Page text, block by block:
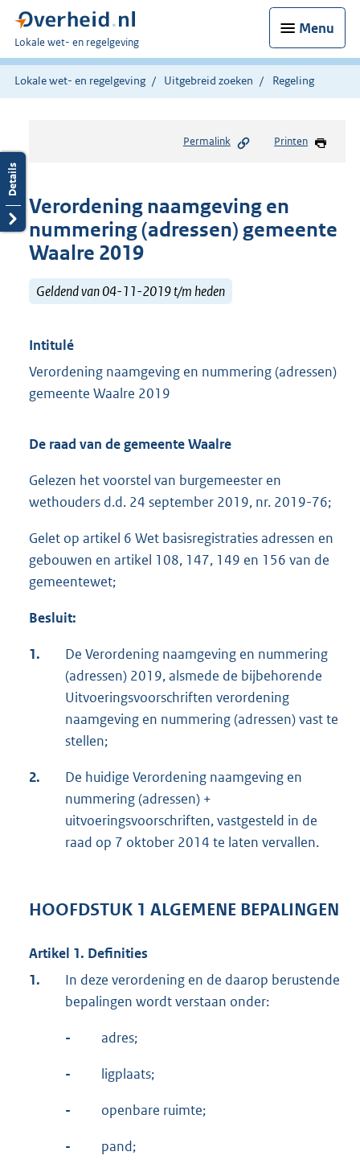
Menu
U
bent
hier:
Lokale wet- en regelgeving
Lokale wet- en regelgeving Uitgebreid zoeken Regeling
Permalink Printen
Verordening naamgeving en
nummering (adressen) gemeente
Waalre 2019
Geldend van 04-11-2019 t/m heden
Intitulé
Verordening naamgeving en nummering (adressen)
gemeente Waalre 2019
De raad van de gemeente Waalre
Gelezen het voorstel van burgemeester en
wethouders d.d. 24 september 2019, nr. 2019-76;
Gelet op artikel 6 Wet basisregistraties adressen en
gebouwen en artikel 108, 147, 149 en 156 van de
gemeentewet;
Besluit:
1.
De Verordening naamgeving en nummering
(adressen) 2019, alsmede de bijbehorende
Uitvoeringsvoorschriften verordening
naamgeving en nummering (adressen) vast te
stellen;
2.
De huidige Verordening naamgeving en
nummering (adressen) +
uitvoeringsvoorschriften, vastgesteld in de
raad op 7 oktober 2014 te laten vervallen.
HOOFDSTUK 1 ALGEMENE BEPALINGEN
Artikel 1. Definities
1.
In deze verordening en de daarop berustende
bepalingen wordt verstaan onder:
- adres;
- ligplaats;
- openbare ruimte;
- pand;